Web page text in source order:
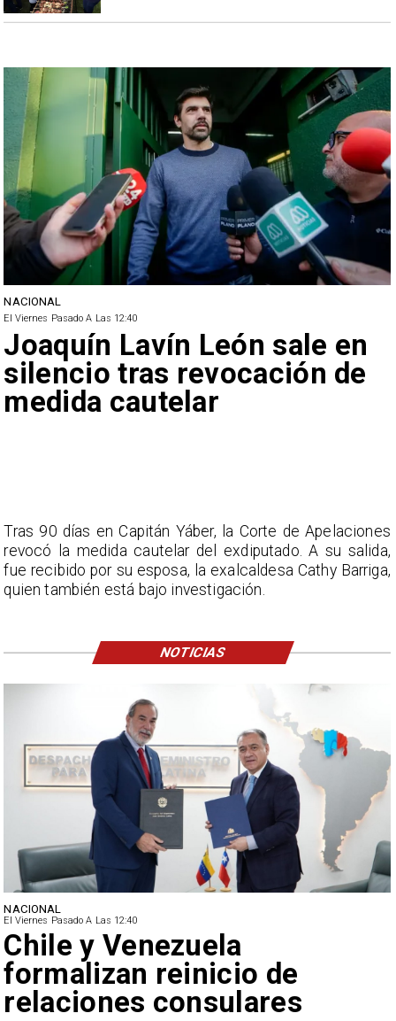
NACIONAL
El Viernes Pasado A Las 12:40
Feriantes rechazan dichos
de Camila Flores sobre
Fabiola Campillai
NACIONAL
El Viernes Pasado A Las 12:40
Joaquín Lavín León sale en
silencio tras revocación de
medida cautelar
Tras 90 días en Capitán Yáber, la Corte de Apelaciones
revocó la medida cautelar del exdiputado. A su salida,
fue recibido por su esposa, la exalcaldesa Cathy Barriga,
quien también está bajo investigación.
NOTICIAS